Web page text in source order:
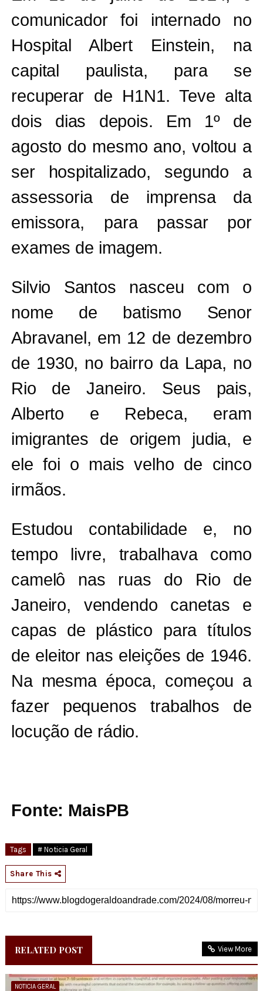
comunicador foi internado no
Hospital Albert Einstein, na
capital paulista, para se
recuperar de H1N1. Teve alta
dois dias depois. Em 1º de
agosto do mesmo ano, voltou a
ser hospitalizado, segundo a
assessoria de imprensa da
emissora, para passar por
exames de imagem.
Silvio Santos nasceu com o
nome de batismo Senor
Abravanel, em 12 de dezembro
de 1930, no bairro da Lapa, no
Rio de Janeiro. Seus pais,
Alberto e Rebeca, eram
imigrantes de origem judia, e
ele foi o mais velho de cinco
irmãos.
Estudou contabilidade e, no
tempo livre, trabalhava como
camelô nas ruas do Rio de
Janeiro, vendendo canetas e
capas de plástico para títulos
de eleitor nas eleições de 1946.
Na mesma época, começou a
fazer pequenos trabalhos de
locução de rádio.
Fonte: MaisPB
Tags # Noticia Geral
Share This
RELATED POST View More
NOTICIA GERAL